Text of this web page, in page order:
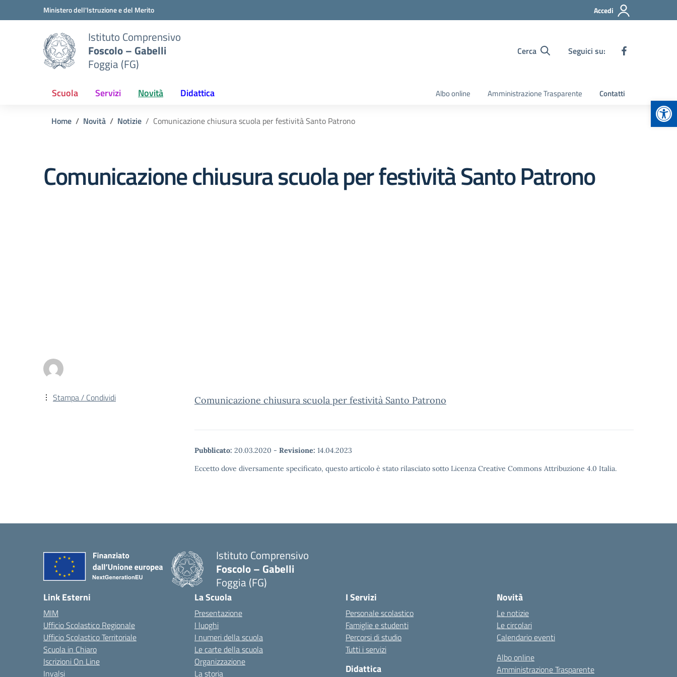
Vai ai contenuti
Vai al menu di navigazioneMinistero dell'Istruzione e del Merito Accedi
Istituto Comprensivo
Foscolo – Gabelli
Foggia (FG)
Cerca Seguici su:
Scuola Servizi Novità Didattica Albo online Amministrazione Trasparente Contatti
Home Novità Notizie Comunicazione chiusura scuola per festività Santo Patrono
Comunicazione chiusura scuola per festività Santo Patrono
Comunicazione chiusura scuola per festività Santo Patrono
Pubblicato: 20.03.2020 - Revisione: 14.04.2023
Eccetto dove diversamente specificato, questo articolo è stato rilasciato sotto Licenza Creative Commons Attribuzione 4.0 Italia.
Stampa / Condividi
Istituto Comprensivo
Foscolo – Gabelli
Foggia (FG)
— Visita la pagina iniziale della scuola
Link Esterni
MIM
Ufficio Scolastico Regionale
Ufficio Scolastico Territoriale
Scuola in Chiaro
Iscrizioni On Line
Invalsi
La Scuola
Presentazione
I luoghi
I numeri della scuola
Le carte della scuola
Organizzazione
La storia
I Servizi
Personale scolastico
Famiglie e studenti
Percorsi di studio
Tutti i servizi
Didattica
Novità
Le notizie
Le circolari
Calendario eventi
Albo online
Amministrazione Trasparente